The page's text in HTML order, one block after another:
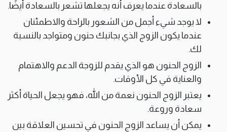
بالسعادة عندما يعرف أنه يجعلها تشعر بالسعادة أيضًا.
لا يوجد شيء أجمل من الشعور بالراحة والاطمئنان
عندما يكون الزوج الذي بجانبك حنون ومتواجد بالنسبة
لك.
الزوج الحنون هو الذي يقدم للزوجة الدعم والاهتمام
والعناية في كل الأوقات.
يعتبر الزوج الحنون نعمة من الله، فهو يجعل الحياة أكثر
سعادة وروعة.
يمكن أن يساعد الزوج الحنون في تحسين العلاقة بين